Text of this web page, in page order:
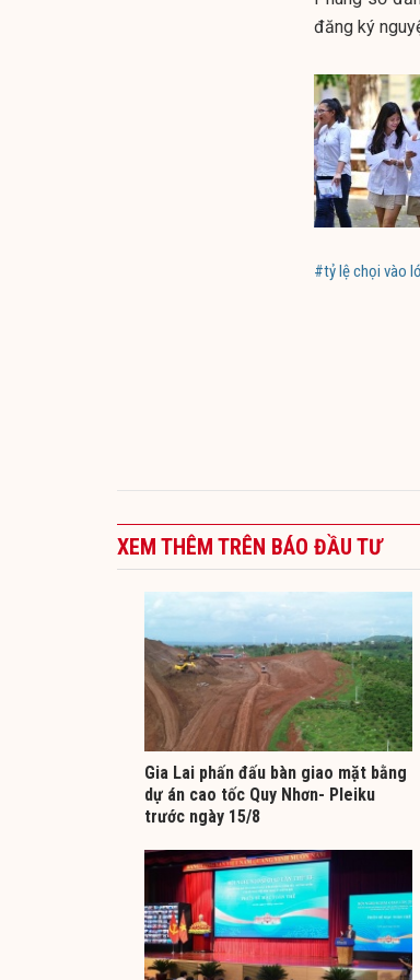
đăng ký
#tỷ lệ chọi vào
XEM THÊM TRÊN BÁO ĐẦU TƯ
Gia Lai phấn đấu bàn giao mặt bằng
dự án cao tốc Quy Nhơn- Pleiku
trước ngày 15/8